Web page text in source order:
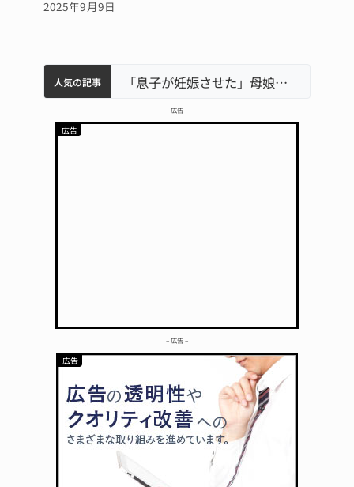
2025年9月9日
人気の記事
名張市水道料金47％値上げへ 答申案、審議会で大筋まとまる
器物損壊容疑で83歳女逮捕 伊賀署
中学校の陶壁モニュメント 地元建設会社がボランティアで清掃 伊賀名張市立病院のDMAT、熊本地震の被災地へ 能登以来3回目の派遣 「息子が妊娠させた」母娘だまされ400万円詐欺被害 名張
– 広告 –
– 広告 –